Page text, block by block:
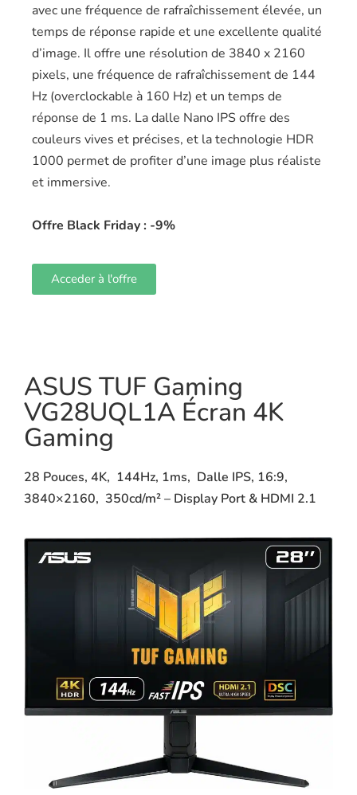
avec une fréquence de rafraîchissement élevée, un
temps de réponse rapide et une excellente qualité
d’image. Il offre une résolution de 3840 x 2160
pixels, une fréquence de rafraîchissement de 144
Hz (overclockable à 160 Hz) et un temps de
réponse de 1 ms. La dalle Nano IPS offre des
couleurs vives et précises, et la technologie HDR
1000 permet de profiter d’une image plus réaliste
et immersive.
Offre Black Friday : -9%
Acceder à l'offre
ASUS TUF Gaming
VG28UQL1A Écran 4K
Gaming
28 Pouces, 4K, 144Hz, 1ms, Dalle IPS, 16:9,
3840×2160, 350cd/m² – Display Port & HDMI 2.1